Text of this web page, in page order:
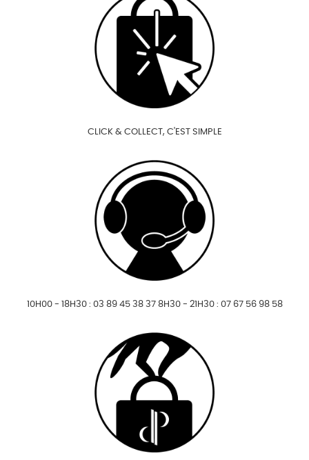
CLICK & COLLECT, C'EST SIMPLE
10H00 - 18H30 : 03 89 45 38 37 8H30 - 21H30 : 07 67 56 98 58